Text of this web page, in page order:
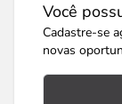
Você
Cadastre-se
novas